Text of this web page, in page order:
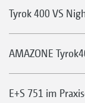
Tyrok 400 VS
AMAZONE
E+S 751 im